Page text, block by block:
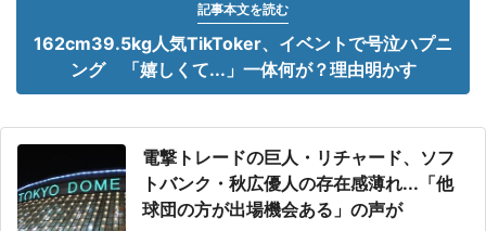
記事本文を読む
162cm39.5kg人気TikToker、イベントで号泣ハプニ
ング 「嬉しくて...」一体何が？理由明かす
電撃トレードの巨人・リチャード、ソフ
トバンク・秋広優人の存在感薄れ...「他
球団の方が出場機会ある」の声が